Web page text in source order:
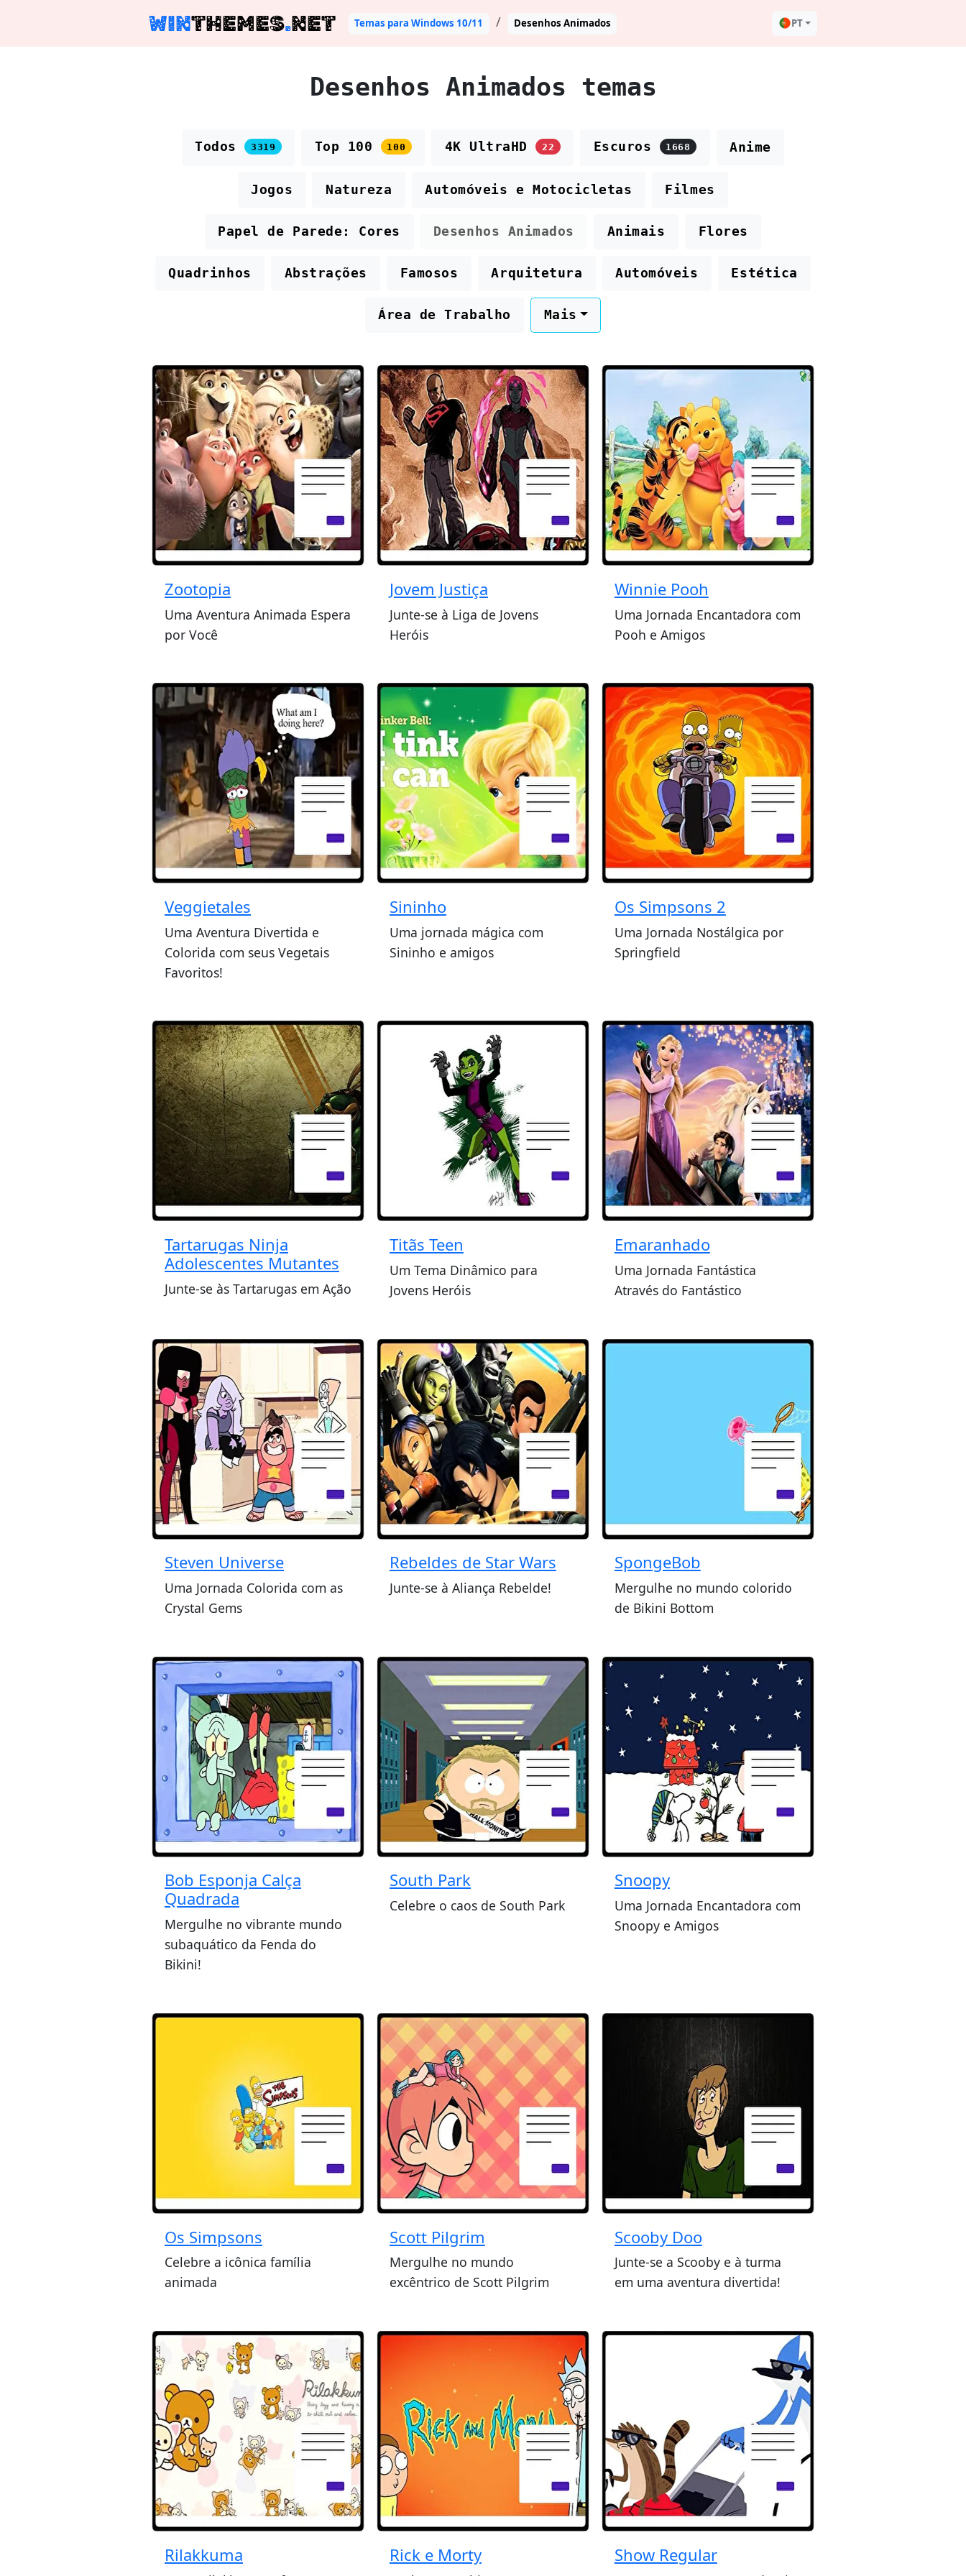
WINTHEMES.NET Temas para Windows 10/11 Desenhos Animados PT
Desenhos Animados temas
Todos 3319 Top 100 100 4K UltraHD 22 Escuros 1668 Anime
Jogos Natureza Automóveis e Motocicletas Filmes
Papel de Parede: Cores Desenhos Animados Animais Flores
Quadrinhos Abstrações Famosos Arquitetura Automóveis Estética
Área de Trabalho Mais
Zootopia
Uma Aventura Animada Espera
por Você
Jovem Justiça
Junte-se à Liga de Jovens
Heróis
Winnie Pooh
Uma Jornada Encantadora com
Pooh e Amigos
Veggietales
Uma Aventura Divertida e
Colorida com seus Vegetais
Favoritos!
Sininho
Uma jornada mágica com
Sininho e amigos
Os Simpsons 2
Uma Jornada Nostálgica por
Springfield
Tartarugas Ninja
Adolescentes Mutantes
Junte-se às Tartarugas em Ação
Titãs Teen
Um Tema Dinâmico para
Jovens Heróis
Emaranhado
Uma Jornada Fantástica
Através do Fantástico
Steven Universe
Uma Jornada Colorida com as
Crystal Gems
Rebeldes de Star Wars
Junte-se à Aliança Rebelde!
SpongeBob
Mergulhe no mundo colorido
de Bikini Bottom
Bob Esponja Calça
Quadrada
Mergulhe no vibrante mundo
subaquático da Fenda do
Bikini!
South Park
Celebre o caos de South Park
Snoopy
Uma Jornada Encantadora com
Snoopy e Amigos
Os Simpsons
Celebre a icônica família
animada
Scott Pilgrim
Mergulhe no mundo
excêntrico de Scott Pilgrim
Scooby Doo
Junte-se a Scooby e à turma
em uma aventura divertida!
Rilakkuma Rick e Morty Show Regular